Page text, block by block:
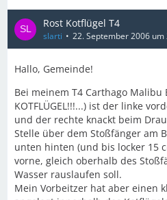
Rost Kotflügel T4
slarti 22. September 2006 um
Hallo, Gemeinde!
Bei meinem T4 Carthago Malibu
KOTFLÜGEL!!!...) ist der linke
und der rechte knackt beim
Stelle über dem Stoßfänger am
unten hinten (und bis locker 15
vorne, gleich oberhalb des
Wasser rauslaufen soll.
Mein Vorbeitzer hat aber einen